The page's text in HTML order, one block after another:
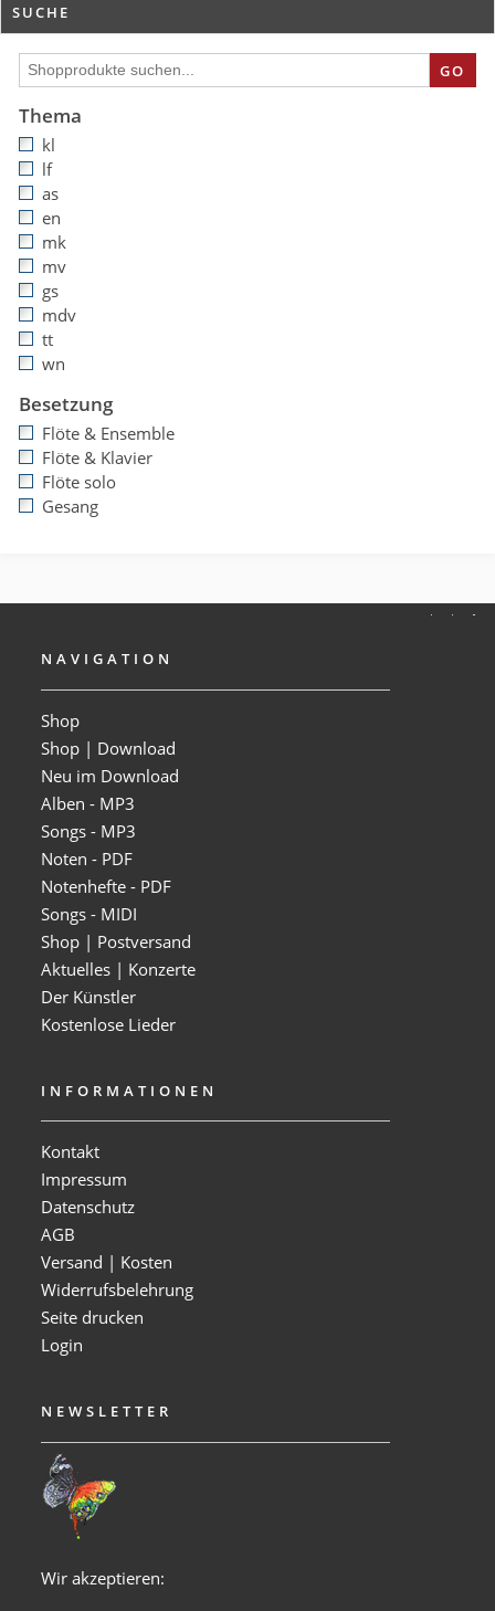
SUCHE
GO
Thema
kl
lf
as
en
mk
mv
gs
mdv
tt
wn
Besetzung
Flöte & Ensemble
Flöte & Klavier
Flöte solo
Gesang
NAVIGATION
Shop
Shop | Download
Neu im Download
Alben - MP3
Songs - MP3
Noten - PDF
Notenhefte - PDF
Songs - MIDI
Shop | Postversand
Aktuelles | Konzerte
Der Künstler
Kostenlose Lieder
INFORMATIONEN
Kontakt
Impressum
Datenschutz
AGB
Versand | Kosten
Widerrufsbelehrung
Seite drucken
Login
NEWSLETTER
Wir akzeptieren: